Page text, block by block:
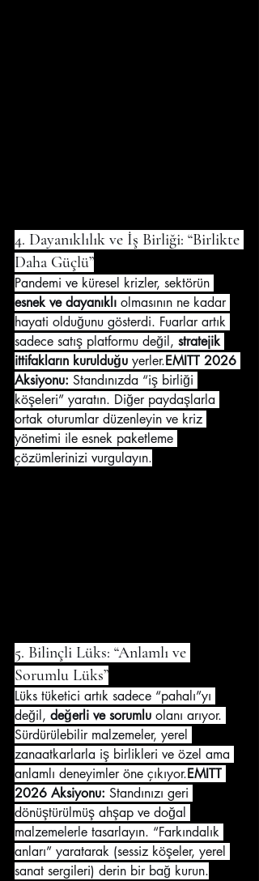
4. Dayanıklılık ve İş Birliği: “Birlikte
Daha Güçlü”
Pandemi ve küresel krizler, sektörün
esnek ve dayanıklı olmasının ne kadar
hayati olduğunu gösterdi. Fuarlar artık
sadece satış platformu değil, stratejik
ittifakların kurulduğu yerler.EMITT 2026
Aksiyonu: Standınızda “iş birliği
köşeleri” yaratın. Diğer paydaşlarla
ortak oturumlar düzenleyin ve kriz
yönetimi ile esnek paketleme
çözümlerinizi vurgulayın.
5. Bilinçli Lüks: “Anlamlı ve
Sorumlu Lüks”
Lüks tüketici artık sadece “pahalı”yı
değil, değerli ve sorumlu olanı arıyor.
Sürdürülebilir malzemeler, yerel
zanaatkarlarla iş birlikleri ve özel ama
anlamlı deneyimler öne çıkıyor.EMITT
2026 Aksiyonu: Standınızı geri
dönüştürülmüş ahşap ve doğal
malzemelerle tasarlayın. “Farkındalık
anları” yaratarak (sessiz köşeler, yerel
sanat sergileri) derin bir bağ kurun.